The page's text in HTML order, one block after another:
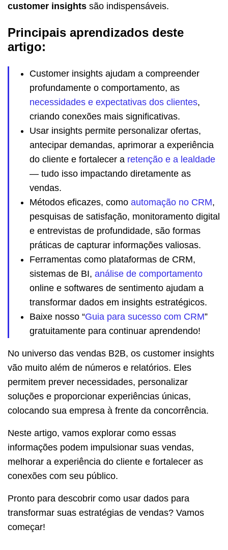
customer insights são indispensáveis.
Principais aprendizados deste
artigo:
Customer insights ajudam a compreender
profundamente o comportamento, as
necessidades e expectativas dos clientes,
criando conexões mais significativas.
Usar insights permite personalizar ofertas,
antecipar demandas, aprimorar a experiência
do cliente e fortalecer a retenção e a lealdade
— tudo isso impactando diretamente as
vendas.
Métodos eficazes, como automação no CRM,
pesquisas de satisfação, monitoramento digital
e entrevistas de profundidade, são formas
práticas de capturar informações valiosas.
Ferramentas como plataformas de CRM,
sistemas de BI, análise de comportamento
online e softwares de sentimento ajudam a
transformar dados em insights estratégicos.
Baixe nosso “Guia para sucesso com CRM”
gratuitamente para continuar aprendendo!
No universo das vendas B2B, os customer insights
vão muito além de números e relatórios. Eles
permitem prever necessidades, personalizar
soluções e proporcionar experiências únicas,
colocando sua empresa à frente da concorrência.
Neste artigo, vamos explorar como essas
informações podem impulsionar suas vendas,
melhorar a experiência do cliente e fortalecer as
conexões com seu público.
Pronto para descobrir como usar dados para
transformar suas estratégias de vendas? Vamos
começar!